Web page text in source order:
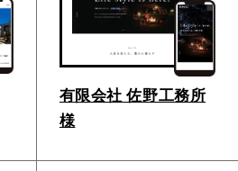
有限会社 佐野工務所
様